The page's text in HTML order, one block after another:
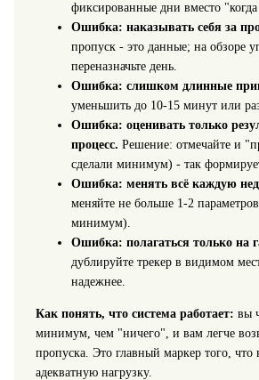
фиксированные дни вместо "когда
Ошибка: наказывать себя за
пропуск - это данные; на обзоре
переназначьте день.
Ошибка: слишком длинные
уменьшить до 10-15 минут или
Ошибка: оценивать только
процесс. Решение: отмечайте и
сделали минимум) - так
Ошибка: менять всё каждую
меняйте не больше 1-2
минимум).
Ошибка: полагаться только на
дублируйте трекер в видимом
надежнее.
Как понять, что система работает: вы
минимум, чем "ничего", и вам легче
пропуска. Это главный маркер того,
адекватную нагрузку.